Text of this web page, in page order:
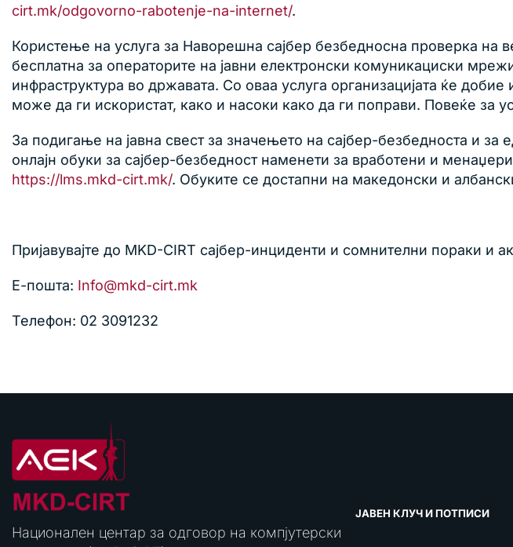
cirt.mk/odgovorno-rabotenje-na-internet/.
Користење на услуга за Наворешна сајбер безбедносна проверка на
бесплатна за операторите на јавни електронски комуникациски
инфраструктура во државата. Со оваа услуга организацијата ќе
може да ги искористат, како и насоки како да ги поправи. Повеќе за
За подигање на јавна свест за значењето на сајбер-безбедноста и
онлајн обуки за сајбер-безбедност наменети за вработени и
https://lms.mkd-cirt.mk/. Обуките се достапни на македонски и
Пријавувајте до MKD-CIRT сајбер-инциденти и сомнителни пораки и
Е-пошта: Info@mkd-cirt.mk
Телефон: 02 3091232
Национален центар за одговор на компјутерски
ЈАВЕН КЛУЧ И ПОТПИСИ